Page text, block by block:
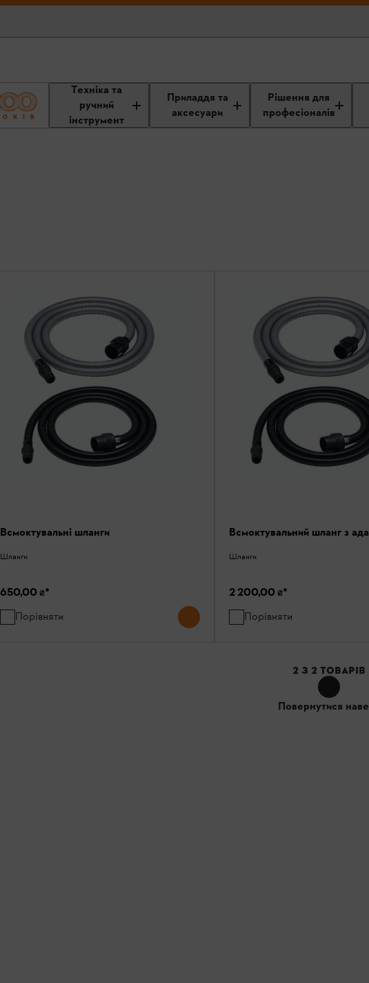
Техніка та
ручний
інструмент
Приладдя та
аксесуари
Рішення для
професіоналів
Всмоктувальні шланги
Шланги
650,00 ₴*
Порівняти
Всмоктувальний шланг з
Шланги
2 200,00 ₴*
Порівняти
2 З 2 ТОВАРІВ
Повернутися